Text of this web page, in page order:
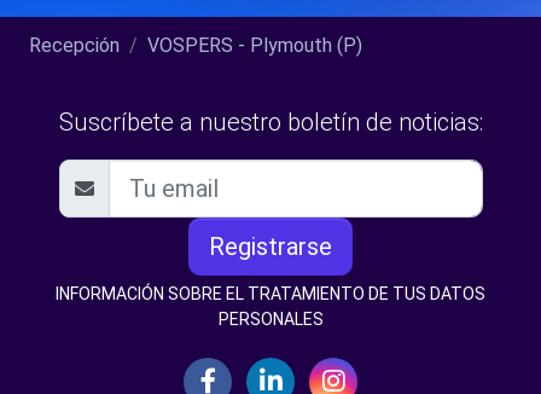
Recepción VOSPERS - Plymouth (P)
Suscríbete a nuestro boletín de noticias:
Registrarse
INFORMACIÓN SOBRE EL TRATAMIENTO DE TUS DATOS
PERSONALES